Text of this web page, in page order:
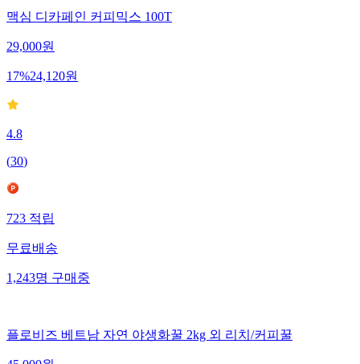
맥심 디카페인 커피믹스 100T
29,000원
17%24,120원
4.8
(30)
723적립
무료배송
1,243명구매중
플로비즈 베트남 자연 야생화꿀 2kg 외 리치/커피꿀